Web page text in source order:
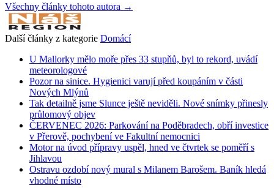
Všechny články tohoto autora →
Další články z kategorie Domácí
U Mallorky mělo moře přes 33 stupňů, byl to rekord, uvádí
meteorologové
Pozor na sinice. Hygienici varují před koupáním v části
Nových Mlýnů
Tak detailně jsme Slunce ještě neviděli. Nové snímky přinesly
průlomový objev
ČERVENEC 2026: Parkování na Poděbradech, obří investice
v Přerově, pochybení ve Fakultní nemocnici
Motor na úvod přípravy uspěl, hned ve čtvrtek se poměří s
Jihlavou
Ostravu ozdobí nový mural s Milanem Barošem. Baník hledá
vhodné místo